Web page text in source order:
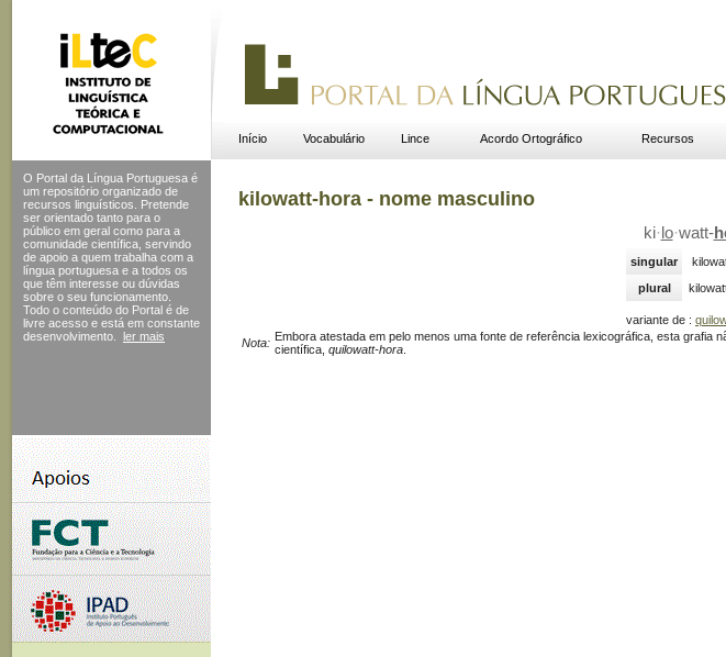
Início Vocabulário Lince Acordo Ortográfico Recursos
O Portal da Língua Portuguesa é
um repositório organizado de
recursos linguísticos. Pretende
ser orientado tanto para o
público em geral como para a
comunidade científica, servindo
de apoio a quem trabalha com a
língua portuguesa e a todos os
que têm interesse ou dúvidas
sobre o seu funcionamento.
Todo o conteúdo do Portal é de
livre acesso e está em constante
desenvolvimento.
ler mais
kilowatt-hora - nome masculino
ki· lo·watt-
singular
plural
variante de :
Nota: Embora atestada em pelo menos uma fonte de referência lexicográfica, esta grafia
científica, quilowatt-hora